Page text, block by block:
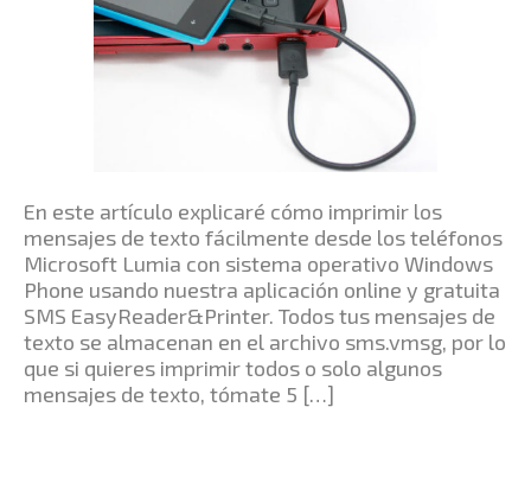
En este artículo explicaré cómo imprimir los
mensajes de texto fácilmente desde los teléfonos
Microsoft Lumia con sistema operativo Windows
Phone usando nuestra aplicación online y gratuita
SMS EasyReader&Printer. Todos tus mensajes de
texto se almacenan en el archivo sms.vmsg, por lo
que si quieres imprimir todos o solo algunos
mensajes de texto, tómate 5 […]